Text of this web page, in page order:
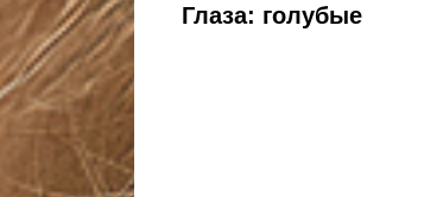
Глаза: голубые